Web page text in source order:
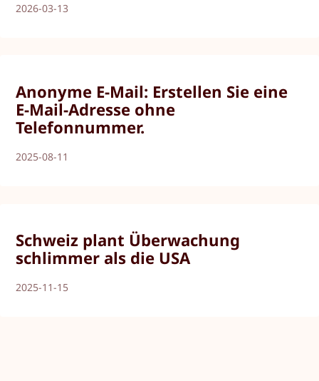
2026-03-13
Anonyme E-Mail: Erstellen Sie eine
E-Mail-Adresse ohne
Telefonnummer.
2025-08-11
Schweiz plant Überwachung
schlimmer als die USA
2025-11-15